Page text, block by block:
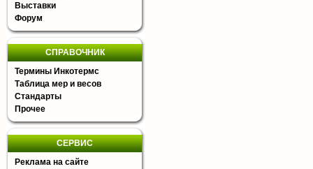
Выставки
Форум
СПРАВОЧНИК
Термины Инкотермс
Таблица мер и весов
Стандарты
Прочее
СЕРВИС
Реклама на сайте